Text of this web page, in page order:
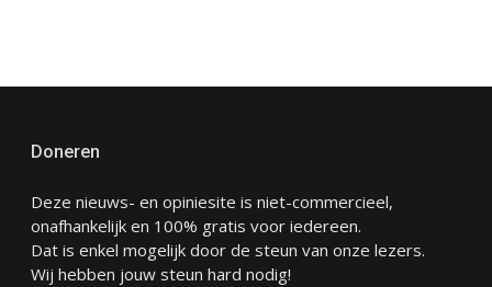
Doneren
Deze nieuws- en opiniesite is niet-commercieel,
onafhankelijk en 100% gratis voor iedereen.
Dat is enkel mogelijk door de steun van onze lezers.
Wij hebben jouw steun hard nodig!